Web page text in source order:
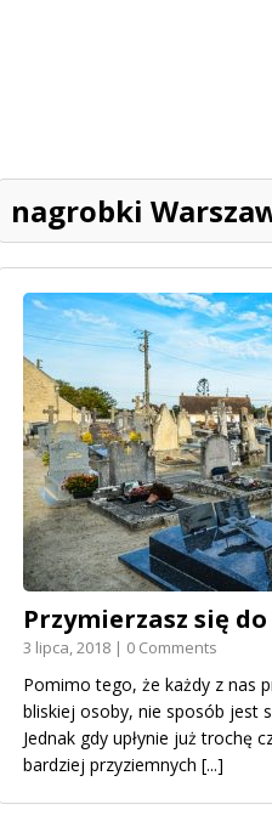
nagrobki
Przymierzasz się
3 lipca, 2018 | 0 Comments
Pomimo tego, że każdy z nas
bliskiej osoby, nie sposób jest
Jednak gdy upłynie już trochę
bardziej przyziemnych [...]